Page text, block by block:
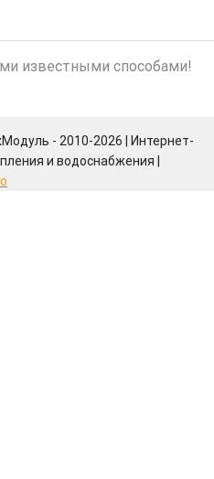
известными способами!
- 2010-2026 | Интернет-
и водоснабжения |